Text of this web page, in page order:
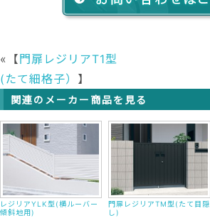
«【門扉レジリアT1型
(たて細格子） 】
関連のメーカー商品を見る
レジリアYLK型(横ルーバー
傾斜地用)
門扉レジリアTM型(たて目隠
し)